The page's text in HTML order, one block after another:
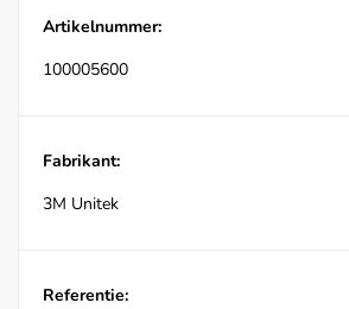
Artikelnummer:
100005600
Fabrikant:
3M Unitek
Referentie: